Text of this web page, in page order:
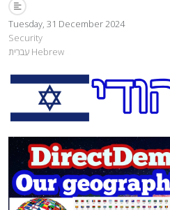
Tuesday, 31 December 2024
Security
עִברִית Hebrew